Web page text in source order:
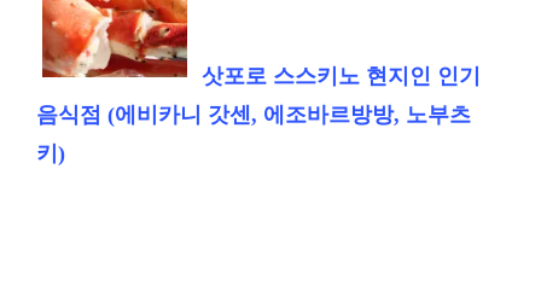
삿포로 스스키노 현지인 인기
음식점 (에비카니 갓센, 에조바르방방, 노부츠
키)